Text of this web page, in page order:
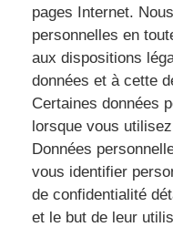
pages Internet.
personnelles en
aux dispositions
données et à cette
Certaines données
lorsque vous
Données
vous identifier
de confidentialité
et le but de leur